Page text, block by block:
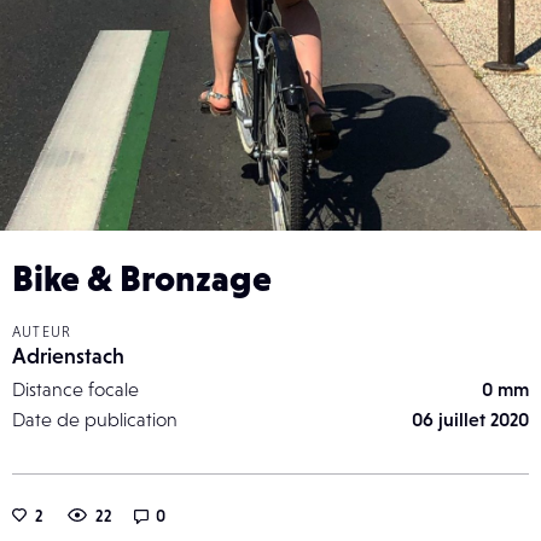
Bike & Bronzage
AUTEUR
Adrienstach
Distance focale
0 mm
Date de publication
06 juillet 2020
2 22 0